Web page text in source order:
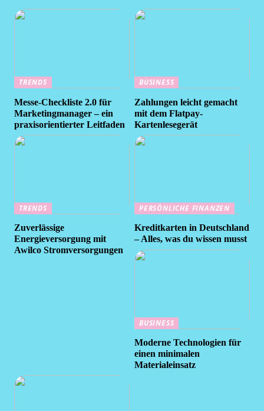
TRENDS
Messe-Checkliste 2.0 für
Marketingmanager – ein
praxisorientierter Leitfaden
BUSINESS
Zahlungen leicht gemacht
mit dem Flatpay-
Kartenlesegerät
TRENDS
Zuverlässige
Energieversorgung mit
Awilco Stromversorgungen
PERSÖNLICHE FINANZEN
Kreditkarten in Deutschland
– Alles, was du wissen musst
BUSINESS
Moderne Technologien für
einen minimalen
Materialeinsatz